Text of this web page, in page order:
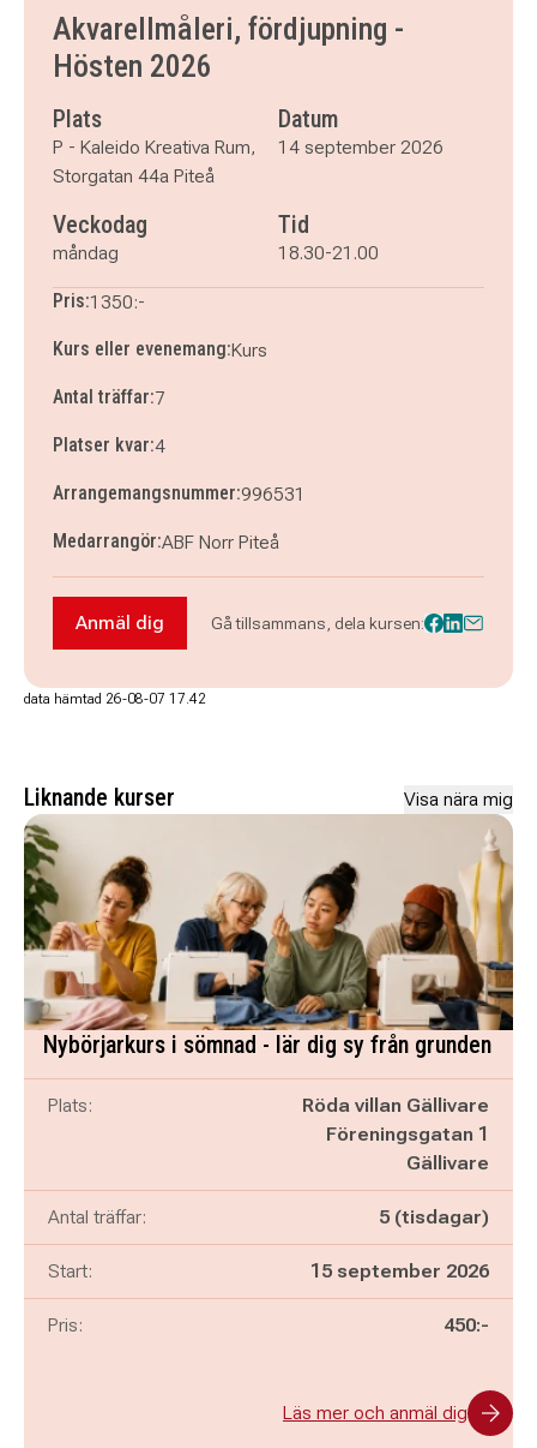
måndag 28 september 2026 klockan 18.30–21.00
måndag 5 oktober 2026klockan 18.30–21.00
måndag 12 oktober 2026
måndag 26 oktober 2026
klockan 18.30–21.00
Akvarellmåleri, fördjupning -
Hösten 2026
Plats
P - Kaleido Kreativa Rum,
Storgatan 44a Piteå
Datum
14 september 2026
Veckodag
måndag
Tid
18.30-21.00
Pris:1350:-
Kurs eller evenemang:Kurs
Antal träffar:7
Platser kvar:4
Arrangemangsnummer:996531
Medarrangör:ABF Norr Piteå
Anmäl dig till Akvarellmåleri, fördjupning -
Anmäl dig Gå tillsammans, dela kursen:
data hämtad 26-08-07 17.42
Liknande kurser Visa nära mig
Nybörjarkurs i sömnad - lär dig sy från grunden
Plats:
Röda villan Gällivare
Föreningsgatan 1
Gällivare
Antal träffar: 5 (tisdagar)
Start: 15 september 2026
Pris: 450:-
Läs mer och anmäl dig